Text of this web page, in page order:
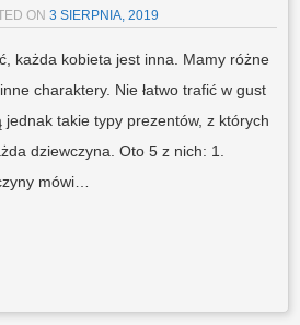
ON 3 SIERPNIA, 2019
każda kobieta jest inna. Mamy różne
charaktery. Nie łatwo trafić w gust
jednak takie typy prezentów, z których
dziewczyna. Oto 5 z nich: 1.
mówi…